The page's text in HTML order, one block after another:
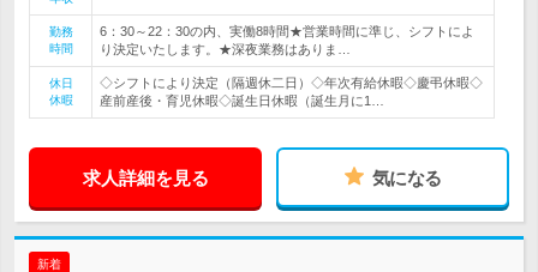
勤務
時間
6：30～22：30の内、実働8時間★営業時間に準じ、シフトによ
り決定いたします。★深夜業務はありま…
休日
休暇
◇シフトにより決定（隔週休二日）◇年次有給休暇◇慶弔休暇◇
産前産後・育児休暇◇誕生日休暇（誕生月に1…
求人詳細を見る 気になる
新着